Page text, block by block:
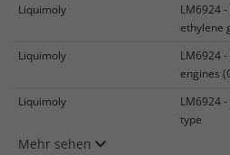
Liquimoly
LM6924
ethylene
Liquimoly
LM6924
engines
Liquimoly
LM6924
type
Mehr sehen